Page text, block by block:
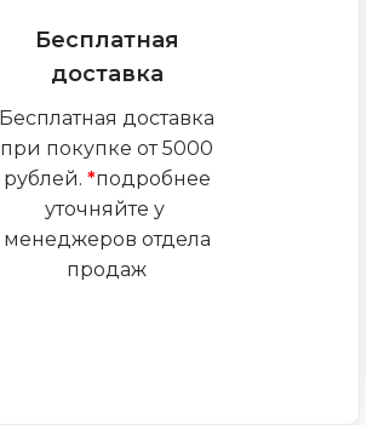
Бесплатная
доставка
Бесплатная доставка
при покупке от 5000
рублей. *подробнее
уточняйте у
менеджеров отдела
продаж